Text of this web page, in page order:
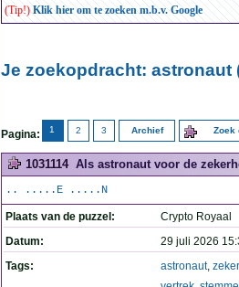
(Tip!) Klik hier om te zoeken m.b.v. Google
Je zoekopdracht: astronaut
Pagina: 1 2 3 Archief Zoek
1031114 Als astronaut voor de
.. .....E .....N
Plaats van de puzzel:
Crypto Royaal
Datum:
29 juli 2026
Tags:
astronaut,